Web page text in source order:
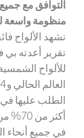
التوافق مع
منظومة واسعة
تشهد الألواح
تقرير أعدته بي
للألواح الشمسية من
العالم الحالي و234 جيجاوا
الطلب عليها
أكثر
في جميع أنحاء